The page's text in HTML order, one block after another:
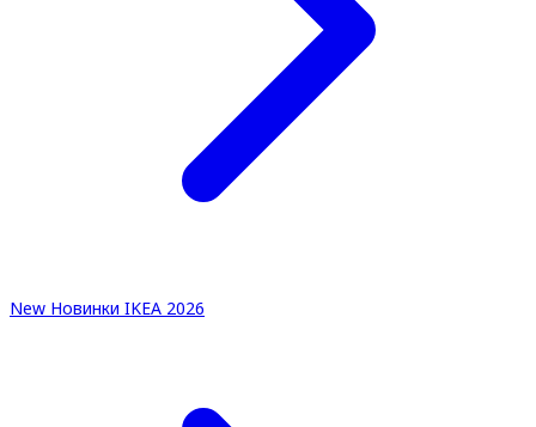
New Новинки IKEA 2026